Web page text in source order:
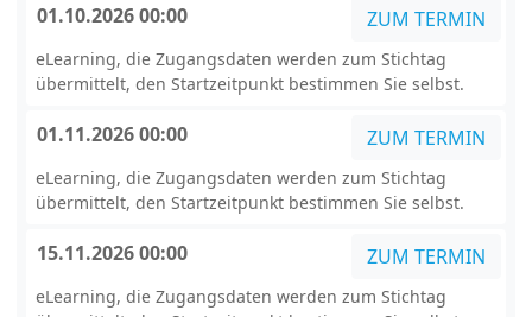
01.10.2026 00:00 ZUM TERMIN
eLearning, die Zugangsdaten werden zum Stichtag
übermittelt, den Startzeitpunkt bestimmen Sie selbst.
01.11.2026 00:00 ZUM TERMIN
eLearning, die Zugangsdaten werden zum Stichtag
übermittelt, den Startzeitpunkt bestimmen Sie selbst.
15.11.2026 00:00 ZUM TERMIN
eLearning, die Zugangsdaten werden zum Stichtag